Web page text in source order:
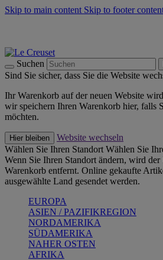
Skip to main content Skip to footer
Suchen
Sind Sie sicher, dass Sie die Website
Ihr Warenkorb auf der neuen Website
wir speichern Ihren Warenkorb hier, falls
möchten.
Hier bleiben
Website wechseln
Wählen Sie Ihren Standort Wählen Sie
Wenn Sie Ihren Standort ändern, wird der
Warenkorb entfernt. Online gekaufte
ausgewählte Land gesendet werden.
EUROPA
ASIEN / PAZIFIKREGION
NORDAMERIKA
SÜDAMERIKA
NAHER OSTEN
AFRIKA